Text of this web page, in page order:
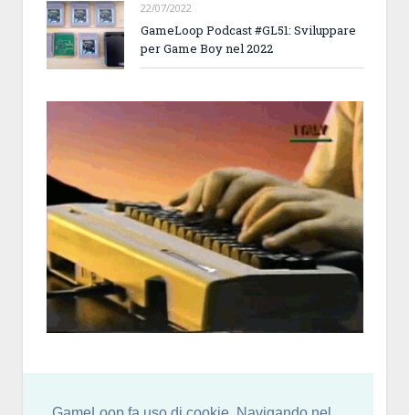
22/07/2022
GameLoop Podcast #GL51: Sviluppare
per Game Boy nel 2022